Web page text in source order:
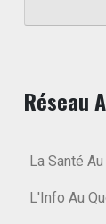
Réseau
La Santé
L'Info Au